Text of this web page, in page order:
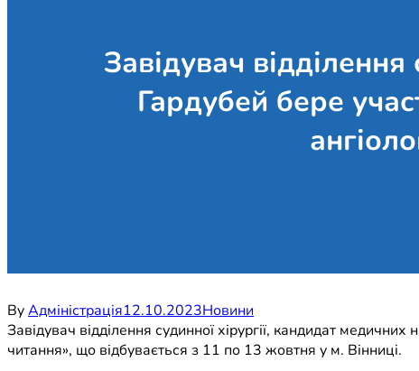
Завідувач
Гардубей бере
ByАдміністрація12.10.2023Новини
Завідувач відділення судинної хірургії, кандидат
читання», що відбувається з 11 по 13 жовтня у м. Вінниці.